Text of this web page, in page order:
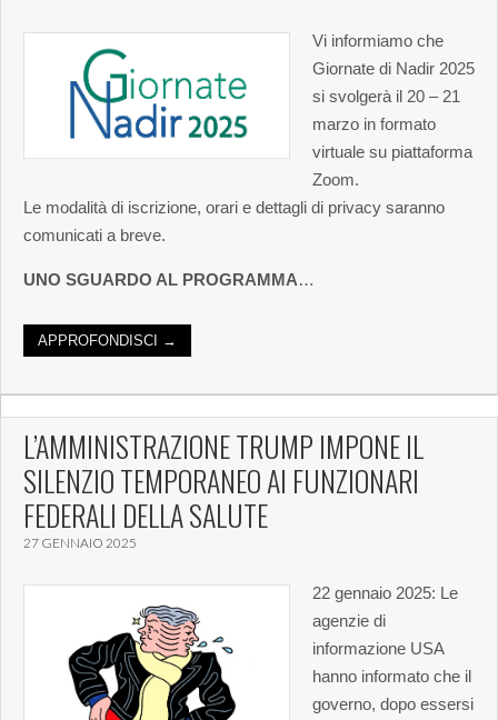
Vi informiamo che
Giornate di Nadir 2025
si svolgerà il 20 – 21
marzo in formato
virtuale su piattaforma
Zoom.
Le modalità di iscrizione, orari e dettagli di privacy saranno
comunicati a breve.
UNO SGUARDO AL PROGRAMMA…
APPROFONDISCI →
L’AMMINISTRAZIONE TRUMP IMPONE IL
SILENZIO TEMPORANEO AI FUNZIONARI
FEDERALI DELLA SALUTE
27 GENNAIO 2025
22 gennaio 2025: Le
agenzie di
informazione USA
hanno informato che il
governo, dopo essersi